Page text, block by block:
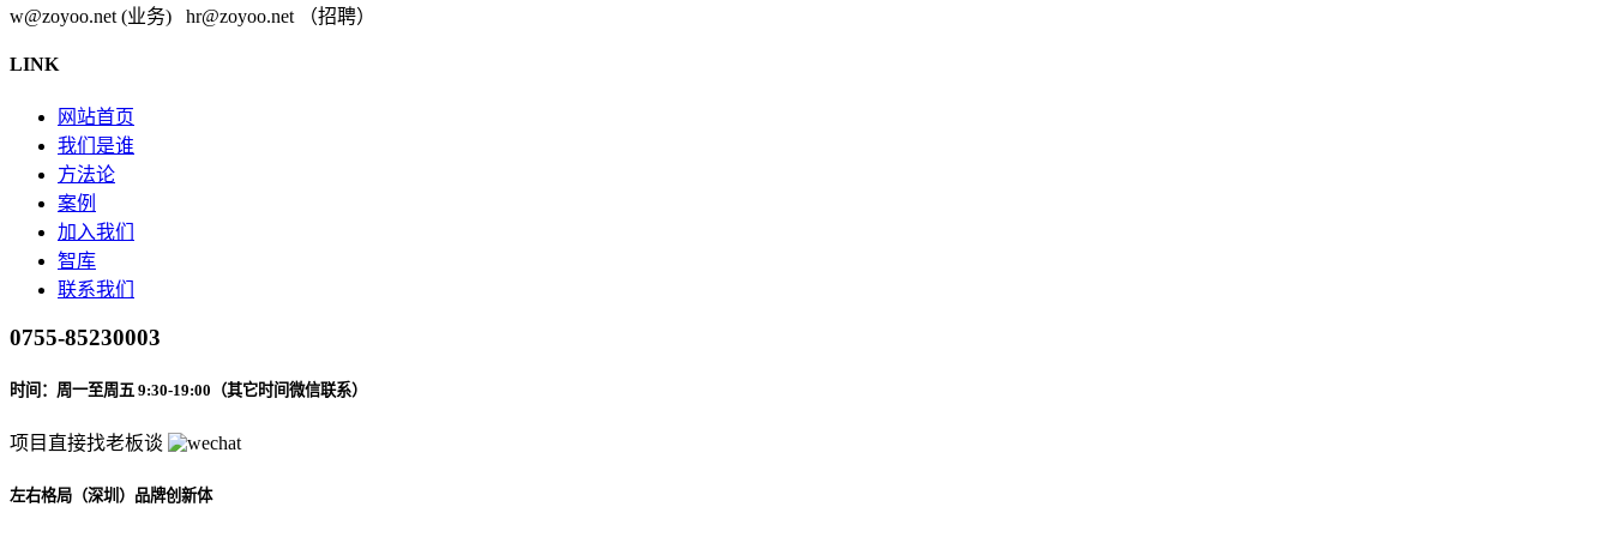
w@zoyoo.net (业务) hr@zoyoo.net （招聘）
LINK
网站首页
我们是谁
方法论
案例
加入我们
智库
联系我们
0755-85230003
时间：周一至周五 9:30-19:00（其它时间微信联系）
项目直接找老板谈
左右格局（深圳）品牌创新体